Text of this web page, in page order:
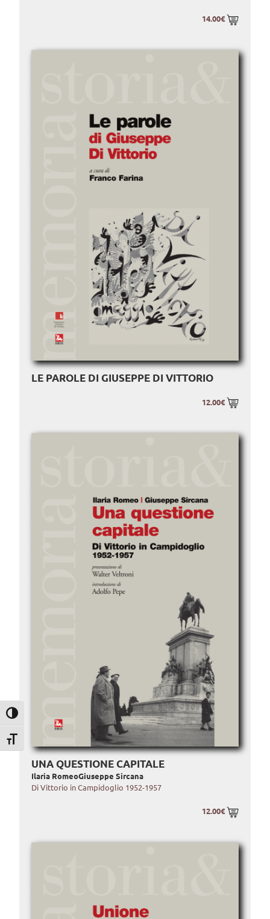
Attiva/disattiva alto contrasto
Attiva/disattiva dimensione testo
14.00€
LE PAROLE DI GIUSEPPE DI VITTORIO
12.00€
UNA QUESTIONE CAPITALE
Ilaria RomeoGiuseppe Sircana
Di Vittorio in Campidoglio 1952-1957
12.00€